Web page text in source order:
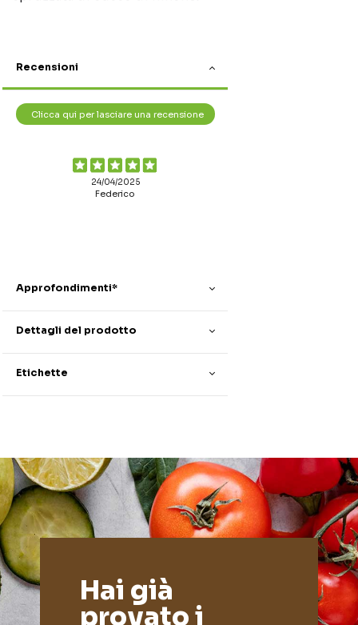
Recensioni
Clicca qui per lasciare una recensione
24/04/2025
Federico
Approfondimenti*
Dettagli del prodotto
Etichette
Hai già
provato i